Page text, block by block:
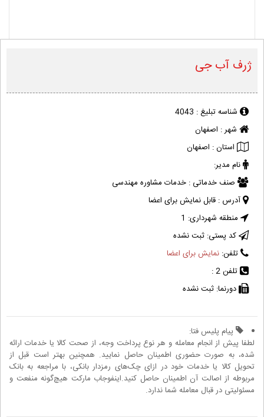
ژرف آب جی
شناسه تبلیغ : 4043
شهر : اصفهان
استان : اصفهان
نام مدیر:
صنف خدماتی : خدمات مشاوره مهندسی
آدرس : قابل نمایش برای اعضا
منطقه شهرداری: 1
کد پستی: ثبت نشده
تلفن: نمایش برای اعضا
تلفن 2 :
دورنما: ثبت نشده
پیام پلیس فتا:
لطفا پیش از انجام معامله و هر نوع پرداخت وجه، از صحت کالا یا خدمات ارائه
شده، به صورت حضوری اطمینان حاصل نمایید. همچنین بهتر است قبل از
تحویل کالا یا خدمات خود در ازای چک‌های رمزدار بانکی، با مراجعه به بانک
مربوطه از اصالت آن اطمینان حاصل کنید.اینفوجاب مارکت هیچ‌گونه منفعت و
مسئولیتی در قبال معامله شما ندارد.